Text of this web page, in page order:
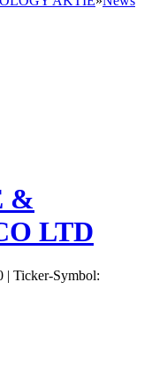
&
LTD
| Ticker-Symbol: